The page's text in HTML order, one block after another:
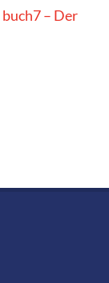
buch7 – Der